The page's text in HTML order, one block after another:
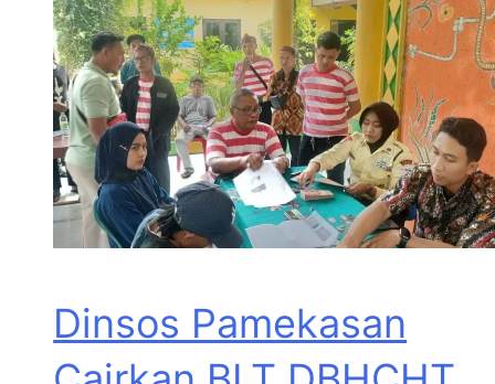
Dinsos Pamekasan